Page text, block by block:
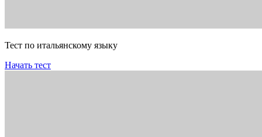
Тест по итальянскому языку
Начать тест